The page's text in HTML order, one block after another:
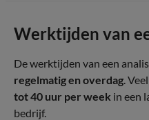
Werktijden van
De werktijden van een
regelmatig en overdag.
tot 40 uur per week in een
bedrijf.